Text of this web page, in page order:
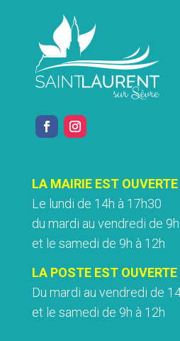
LA MAIRIE EST OUVERTE
Le lundi de 14h à 17h30
du mardi au vendredi de
et le samedi de 9h à 12h
LA POSTE EST OUVERTE
Du mardi au vendredi de
et le samedi de 9h à 12h